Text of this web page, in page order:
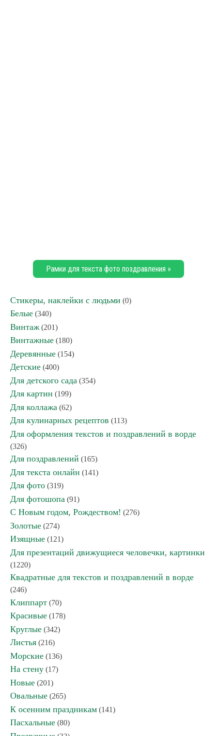
Рамки для текста фото поздравления »
Стикеры, наклейки с людьми (0)
Белые (340)
Винтаж (201)
Винтажные (180)
Деревянные (154)
Детские (400)
Для детского сада (354)
Для картин (199)
Для коллажа (62)
Для кулинарных рецептов (113)
Для оформления текстов и поздравлений в ворде
(326)
Для поздравлений (165)
Для текста онлайн (141)
Для фото (319)
Для фотошопа (91)
С Новым годом, Рождеством! (276)
Золотые (274)
Изящные (121)
Для презентаций движущиеся человечки, картинки
(1220)
Квадратные для текстов и поздравлений в ворде
(246)
Клиппарт (70)
Красивые (178)
Круглые (342)
Листья (216)
Морские (136)
На стену (17)
Новые (201)
Овальные (265)
К осенним праздникам (141)
Пасхальные (80)